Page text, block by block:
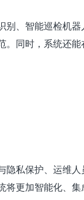
、智能巡检机
同时，系统还
私保护、运维
更加智能化、